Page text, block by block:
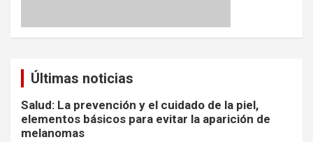
Últimas noticias
Salud: La prevención y el cuidado de la piel,
elementos básicos para evitar la aparición de
melanomas